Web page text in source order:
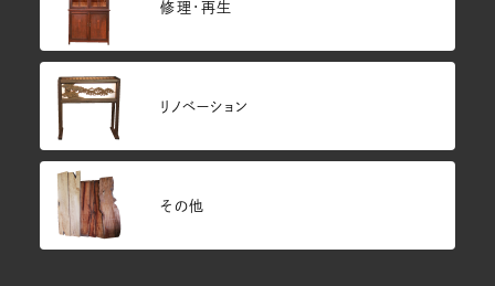
修理・再生
リノベーション
その他